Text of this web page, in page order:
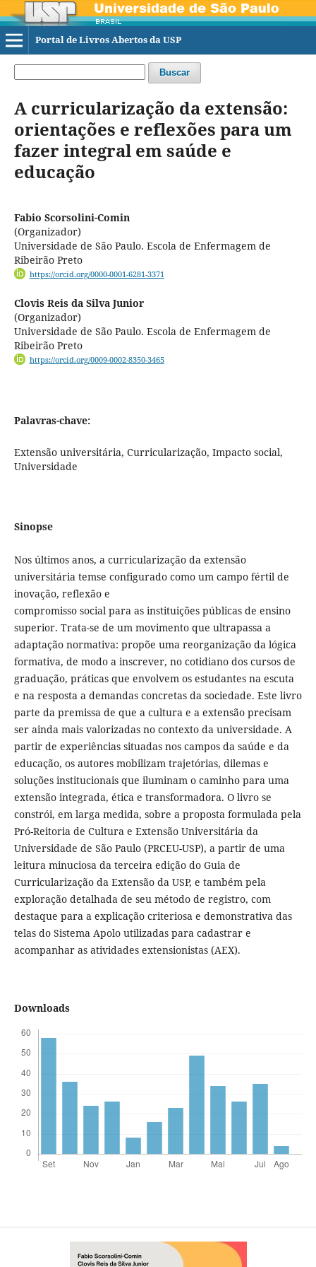
Portal de Livros Abertos da USP
Buscar
A curricularização da extensão:
orientações e reflexões para um
fazer integral em saúde e
educação
Fabio Scorsolini-Comin
(Organizador)
Universidade de São Paulo. Escola de Enfermagem de
Ribeirão Preto
https://orcid.org/0000-0001-6281-3371
Clovis Reis da Silva Junior
(Organizador)
Universidade de São Paulo. Escola de Enfermagem de
Ribeirão Preto
https://orcid.org/0009-0002-8350-3465
Palavras-chave:
Extensão universitária, Curricularização, Impacto social,
Universidade
Sinopse
Nos últimos anos, a curricularização da extensão
universitária temse configurado como um campo fértil de
inovação, reflexão e
compromisso social para as instituições públicas de ensino
superior. Trata-se de um movimento que ultrapassa a
adaptação normativa: propõe uma reorganização da lógica
formativa, de modo a inscrever, no cotidiano dos cursos de
graduação, práticas que envolvem os estudantes na escuta
e na resposta a demandas concretas da sociedade. Este livro
parte da premissa de que a cultura e a extensão precisam
ser ainda mais valorizadas no contexto da universidade. A
partir de experiências situadas nos campos da saúde e da
educação, os autores mobilizam trajetórias, dilemas e
soluções institucionais que iluminam o caminho para uma
extensão integrada, ética e transformadora. O livro se
constrói, em larga medida, sobre a proposta formulada pela
Pró-Reitoria de Cultura e Extensão Universitária da
Universidade de São Paulo (PRCEU-USP), a partir de uma
leitura minuciosa da terceira edição do Guia de
Curricularização da Extensão da USP, e também pela
exploração detalhada de seu método de registro, com
destaque para a explicação criteriosa e demonstrativa das
telas do Sistema Apolo utilizadas para cadastrar e
acompanhar as atividades extensionistas (AEX).
Downloads